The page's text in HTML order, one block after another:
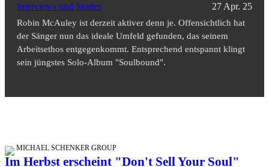
Interviews und Stories 27 Apr. 25
Robin McAuley ist derzeit aktiver denn je. Offensichtlich hat
der Sänger nun das ideale Umfeld gefunden, das seinem
Arbeitsethos entgegenkommt. Entsprechend entspannt klingt
sein jüngstes Solo-Album "Soulbound".
MICHAEL SCHENKER GROUP
Im Herbst erscheint "Don't Sell Your Soul"